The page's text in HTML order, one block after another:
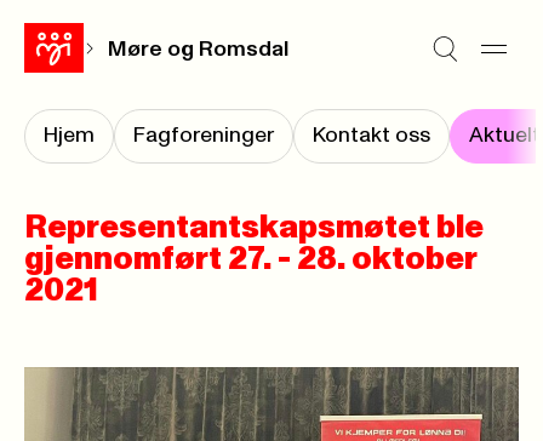
Møre og Romsdal
Hjem Fagforeninger Kontakt oss Aktuelt
Representantskapsmøtet ble
gjennomført 27. - 28. oktober
2021